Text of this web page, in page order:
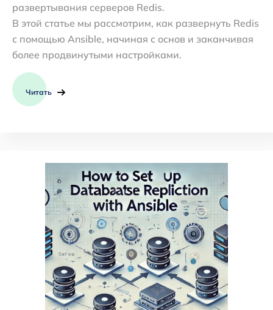
развертывания серверов Redis.
В этой статье мы рассмотрим, как развернуть Redis
с помощью Ansible, начиная с основ и заканчивая
более продвинутыми настройками.
Читать